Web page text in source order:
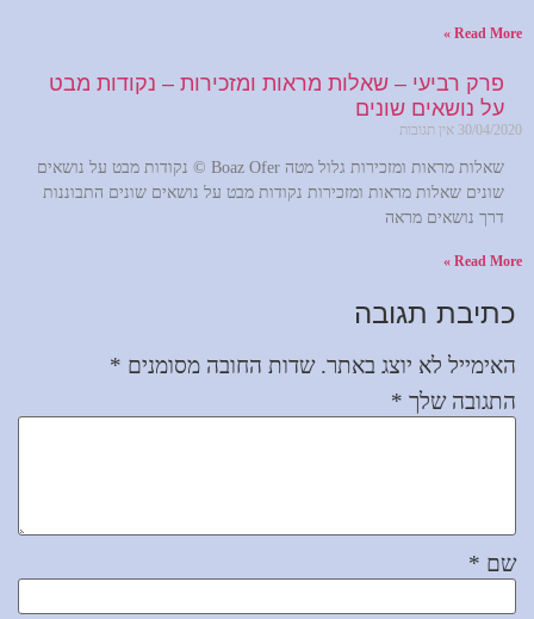
Read More »
פרק רביעי – שאלות מראות ומזכירות – נקודות מבט
על נושאים שונים
30/04/2020 אין תגובות
שאלות מראות ומזכירות גלול מטה Boaz Ofer © נקודות מבט על נושאים
שונים שאלות מראות ומזכירות נקודות מבט על נושאים שונים התבוננות
דרך נושאים מראה
Read More »
כתיבת תגובה
האימייל לא יוצג באתר. שדות החובה מסומנים *
התגובה שלך *
שם *